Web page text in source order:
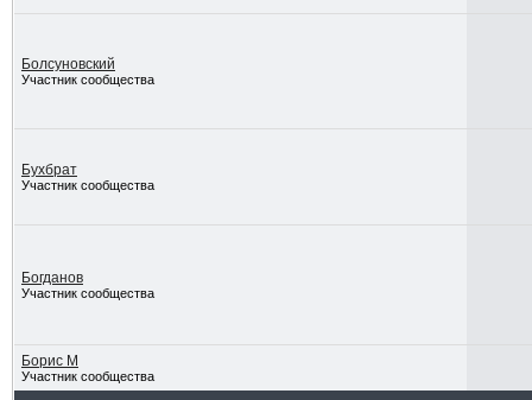
Болсуновский
Участник сообщества
Бухбрат
Участник сообщества
Богданов
Участник сообщества
Борис М
Участник сообщества